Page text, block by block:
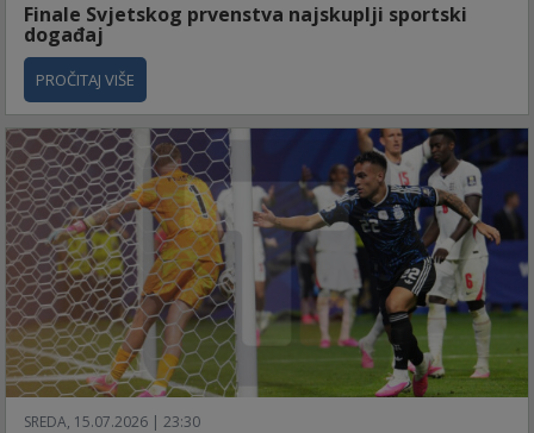
Finale Svjetskog prvenstva najskuplji sportski
događaj
PROČITAJ VIŠE
SREDA, 15.07.2026 | 23:30